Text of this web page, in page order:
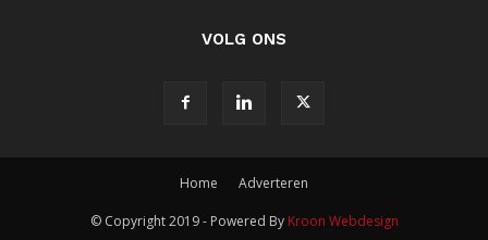
VOLG ONS
Home Adverteren
© Copyright 2019 - Powered By Kroon Webdesign